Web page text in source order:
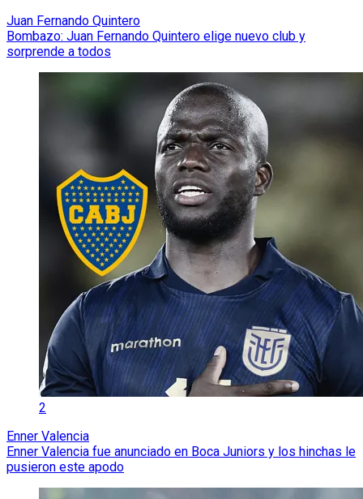
Juan Fernando Quintero
Bombazo: Juan Fernando Quintero elige nuevo club y
sorprende a todos
2
Enner Valencia
Enner Valencia fue anunciado en Boca Juniors y los hinchas le
pusieron este apodo